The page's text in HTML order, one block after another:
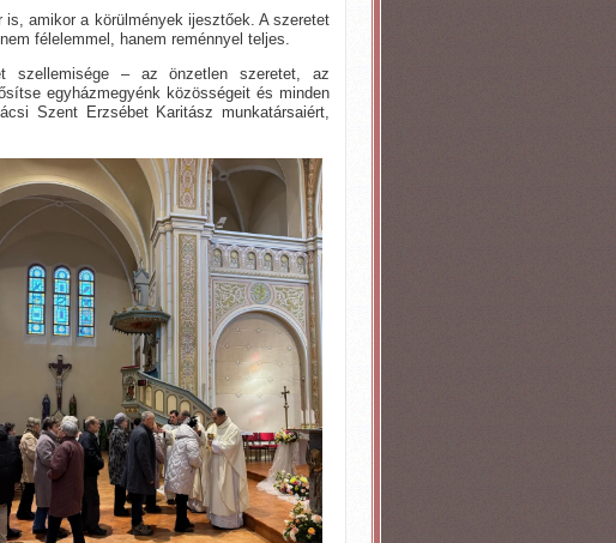
amikor a körülmények ijesztőek. A szeretet
félelemmel, hanem reménnyel teljes.
szellemisége – az önzetlen szeretet, az
egyházmegyénk közösségeit és minden
Szent Erzsébet Karitász munkatársaiért,